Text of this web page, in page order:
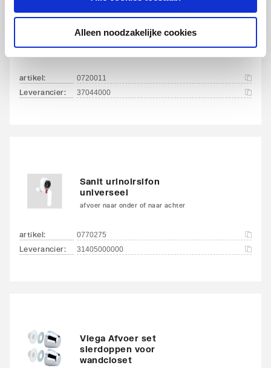
Alleen noodzakelijke cookies
urinoir m. achterinlaat
1/2"
artikel: 0720011
Leverancier: 37044000
Sanit urinoirsifon
universeel
afvoer naar onder of naar achter
artikel: 0770275
Leverancier: 31405000000
Viega Afvoer set
sierdoppen voor
wandcloset